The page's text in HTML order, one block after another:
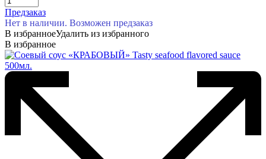
Предзаказ
Нет в наличии. Возможен предзаказ
В избранноеУдалить из избранного
В избранное